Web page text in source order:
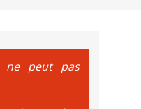
ne peut pas